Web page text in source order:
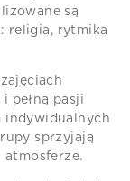
są
religia, rytmika
pełną pasji
indywidualnych
sprzyjają
atmosferze.